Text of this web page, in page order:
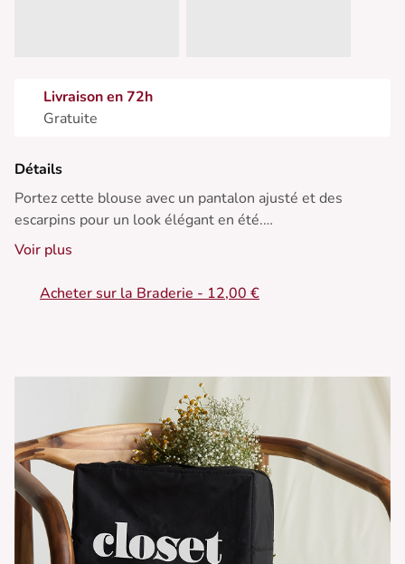
Livraison en 72h
Gratuite
Détails
Portez cette blouse avec un pantalon ajusté et des
escarpins pour un look élégant en été.
• Blouse avec boutons
• Coupe ample flatteuse
Voir plus
Acheter sur la Braderie - 12,00 €